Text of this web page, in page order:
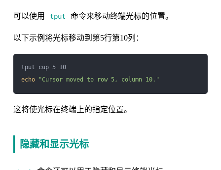
可以使用 tput 命令来移动终端光标的位置。
以下示例将光标移动到第5行第10列：
tput cup 5 10
echo
"Cursor moved to row 5, column 10."
这将使光标在终端上的指定位置。
隐藏和显示光标